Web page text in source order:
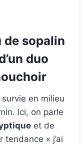
de sopalin
duo
en milieu
Ici, on parle
et de
« j’ai